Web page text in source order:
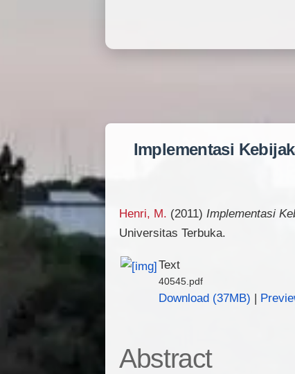
Implementasi
Henri, M. (2011) Implementasi
Universitas Terbuka.
Text
40545.pdf
Download (37MB) |
Abstract